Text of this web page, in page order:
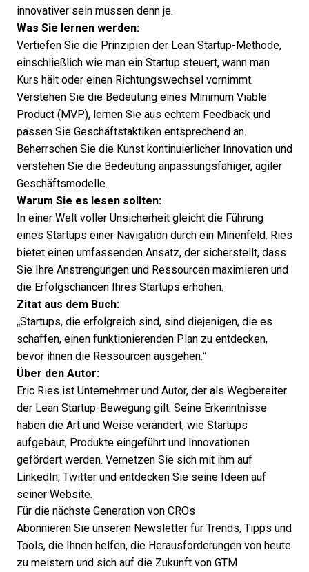
innovativer sein müssen denn je.
Was Sie lernen werden:
Vertiefen Sie die Prinzipien der Lean Startup-Methode,
einschließlich wie man ein Startup steuert, wann man
Kurs hält oder einen Richtungswechsel vornimmt.
Verstehen Sie die Bedeutung eines Minimum Viable
Product (MVP), lernen Sie aus echtem Feedback und
passen Sie Geschäftstaktiken entsprechend an.
Beherrschen Sie die Kunst kontinuierlicher Innovation und
verstehen Sie die Bedeutung anpassungsfähiger, agiler
Geschäftsmodelle.
Warum Sie es lesen sollten:
In einer Welt voller Unsicherheit gleicht die Führung
eines Startups einer Navigation durch ein Minenfeld. Ries
bietet einen umfassenden Ansatz, der sicherstellt, dass
Sie Ihre Anstrengungen und Ressourcen maximieren und
die Erfolgschancen Ihres Startups erhöhen.
Zitat aus dem Buch:
„Startups, die erfolgreich sind, sind diejenigen, die es
schaffen, einen funktionierenden Plan zu entdecken,
bevor ihnen die Ressourcen ausgehen.“
Über den Autor:
Eric Ries ist Unternehmer und Autor, der als Wegbereiter
der Lean Startup-Bewegung gilt. Seine Erkenntnisse
haben die Art und Weise verändert, wie Startups
aufgebaut, Produkte eingeführt und Innovationen
gefördert werden. Vernetzen Sie sich mit ihm auf
LinkedIn, Twitter und entdecken Sie seine Ideen auf
seiner Website.
Für die nächste Generation von CROs
Abonnieren Sie unseren Newsletter für Trends, Tipps und
Tools, die Ihnen helfen, die Herausforderungen von heute
zu meistern und sich auf die Zukunft von GTM